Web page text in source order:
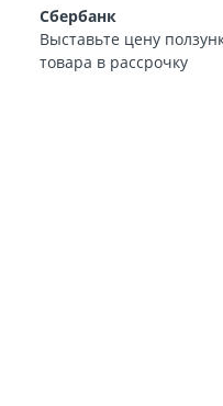
Сбербанк
Выставьте цену
товара в рассрочку